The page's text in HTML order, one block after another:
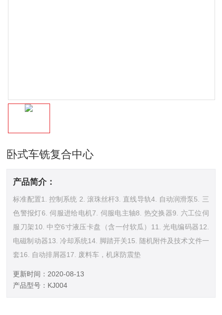
卧式车铣复合中心
产品简介：
标准配置1. 控制系统 2. 滚珠丝杆3. 直线导轨4. 自动润滑泵5. 三
色警报灯6. 伺服进给电机7. 伺服电主轴8. 热交换器9. 六工位伺
服刀架10. 中空6寸液压卡盘（含一付软瓜）11. 光电编码器12.
电磁制动器13. 冷却系统14. 脚踏开关15. 随机附件及技术文件一
套16. 自动排屑器17. 废料车，机床防震垫
更新时间：2020-08-13
产品型号：KJ004